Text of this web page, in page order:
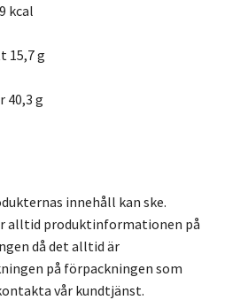
kcal
15,7 g
40,3 g
innehåll kan ske.
alltid produktinformationen på
då det alltid är
på förpackningen som
vår kundtjänst.